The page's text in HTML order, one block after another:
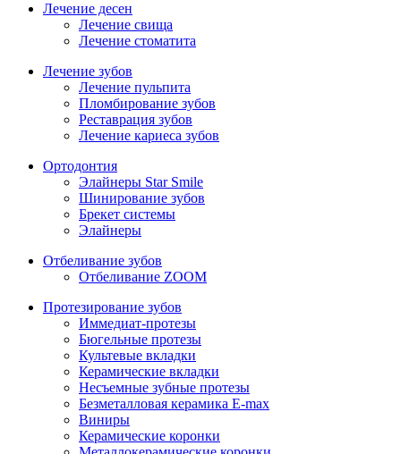
Лечение десен
Лечение свища
Лечение стоматита
Лечение зубов
Лечение пульпита
Пломбирование зубов
Реставрация зубов
Лечение кариеса зубов
Ортодонтия
Элайнеры Star Smile
Шинирование зубов
Брекет системы
Элайнеры
Отбеливание зубов
Отбеливание ZOOM
Протезирование зубов
Иммедиат-протезы
Бюгельные протезы
Культевые вкладки
Керамические вкладки
Несъемные зубные протезы
Безметалловая керамика E-max
Виниры
Керамические коронки